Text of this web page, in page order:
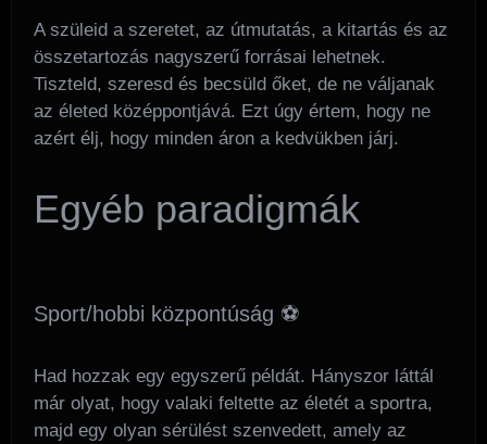
A szüleid a szeretet, az útmutatás, a kitartás és az
összetartozás nagyszerű forrásai lehetnek.
Tiszteld, szeresd és becsüld őket, de ne váljanak
az életed középpontjává. Ezt úgy értem, hogy ne
azért élj, hogy minden áron a kedvükben járj.
Egyéb paradigmák
Sport/hobbi központúság ⚽
Had hozzak egy egyszerű példát. Hányszor láttál
már olyat, hogy valaki feltette az életét a sportra,
majd egy olyan sérülést szenvedett, amely az